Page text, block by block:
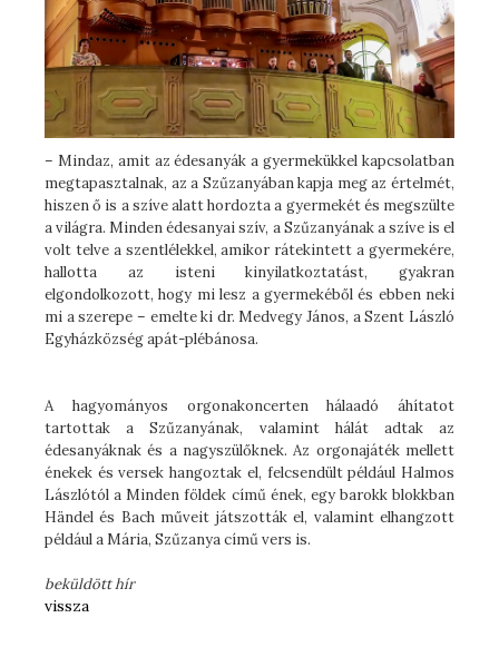
– Mindaz, amit az édesanyák a gyermekükkel kapcsolatban
megtapasztalnak, az a Szűzanyában kapja meg az értelmét,
hiszen ő is a szíve alatt hordozta a gyermekét és megszülte
a világra. Minden édesanyai szív, a Szűzanyának a szíve is el
volt telve a szentlélekkel, amikor rátekintett a gyermekére,
hallotta az isteni kinyilatkoztatást, gyakran
elgondolkozott, hogy mi lesz a gyermekéből és ebben neki
mi a szerepe – emelte ki dr. Medvegy János, a Szent László
Egyházközség apát-plébánosa.
A hagyományos orgonakoncerten hálaadó áhítatot
tartottak a Szűzanyának, valamint hálát adtak az
édesanyáknak és a nagyszülőknek. Az orgonajáték mellett
énekek és versek hangoztak el, felcsendült például Halmos
Lászlótól a Minden földek című ének, egy barokk blokkban
Händel és Bach műveit játszották el, valamint elhangzott
például a Mária, Szűzanya című vers is.
beküldött hír
vissza